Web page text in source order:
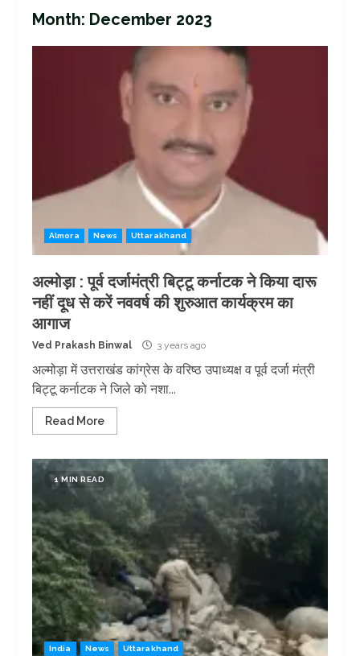
Month: December 2023
Almora News Uttarakhand
अल्मोड़ा : पूर्व दर्जामंत्री बिट्टू कर्नाटक ने किया दारू
नहीं दूध से करें नववर्ष की शुरुआत कार्यक्रम का
आगाज
Ved Prakash Binwal 3 years ago
अल्मोड़ा में उत्तराखंड कांग्रेस के वरिष्ठ उपाध्यक्ष व पूर्व दर्जा मंत्री
बिट्टू कर्नाटक ने जिले को नशा...
Read More
1 MIN READ
India News Uttarakhand